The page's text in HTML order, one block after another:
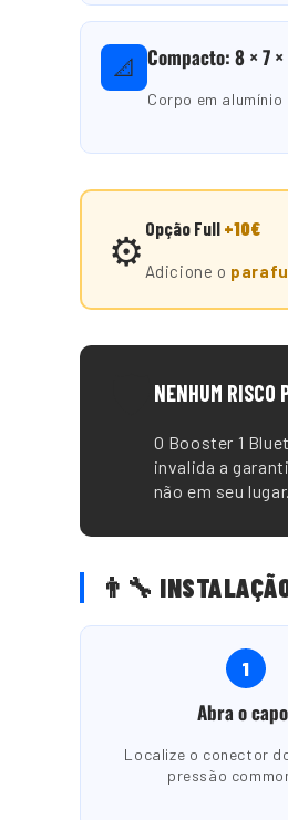
📐 Compacto: 8 × 7
Corpo em
⚙️ Opção Full +10€
Adicione o
NENHUM RISCO
O Booster 1
invalida a
não em seu
👨🔧
1
Abra o
Localize o conector
pressão